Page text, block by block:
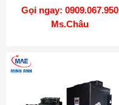
Gọi ngay: 0909.067.950
Ms.Châu